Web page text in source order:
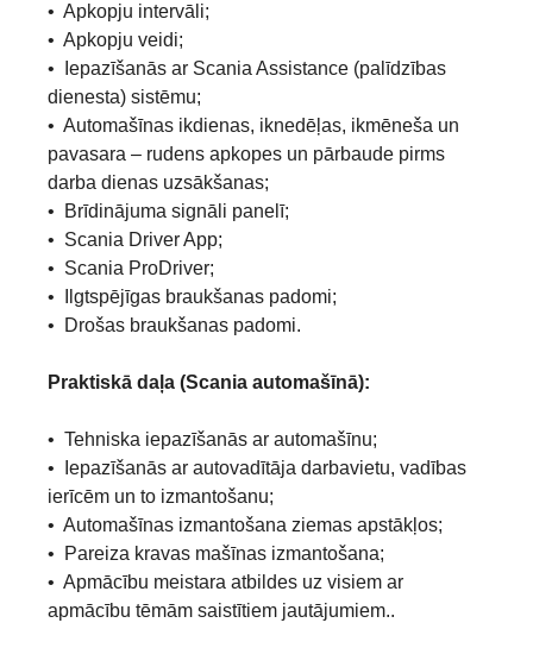
• Apkopju intervāli;
• Apkopju veidi;
• Iepazīšanās ar Scania Assistance (palīdzības
dienesta) sistēmu;
• Automašīnas ikdienas, iknedēļas, ikmēneša un
pavasara – rudens apkopes un pārbaude pirms
darba dienas uzsākšanas;
• Brīdinājuma signāli panelī;
• Scania Driver App;
• Scania ProDriver;
• Ilgtspējīgas braukšanas padomi;
• Drošas braukšanas padomi.
Praktiskā daļa (Scania automašīnā):
• Tehniska iepazīšanās ar automašīnu;
• Iepazīšanās ar autovadītāja darbavietu, vadības
ierīcēm un to izmantošanu;
• Automašīnas izmantošana ziemas apstākļos;
• Pareiza kravas mašīnas izmantošana;
• Apmācību meistara atbildes uz visiem ar
apmācību tēmām saistītiem jautājumiem..